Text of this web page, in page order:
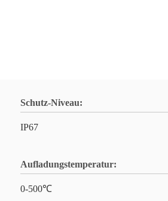
Schutz-Niveau:
IP67
Aufladungstemperatur:
0-500℃